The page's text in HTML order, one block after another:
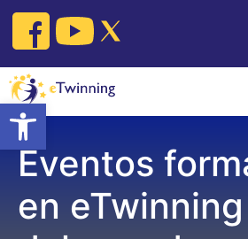
Open toolbar
Skip
content
Eventos
en